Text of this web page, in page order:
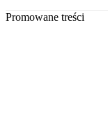
Promowane treści